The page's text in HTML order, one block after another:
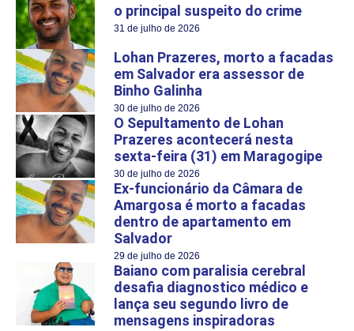
o principal suspeito do crime
31 de julho de 2026
Lohan Prazeres, morto a facadas
em Salvador era assessor de
Binho Galinha
30 de julho de 2026
O Sepultamento de Lohan
Prazeres acontecerá nesta
sexta-feira (31) em Maragogipe
30 de julho de 2026
Ex-funcionário da Câmara de
Amargosa é morto a facadas
dentro de apartamento em
Salvador
29 de julho de 2026
Baiano com paralisia cerebral
desafia diagnostico médico e
lança seu segundo livro de
mensagens inspiradoras